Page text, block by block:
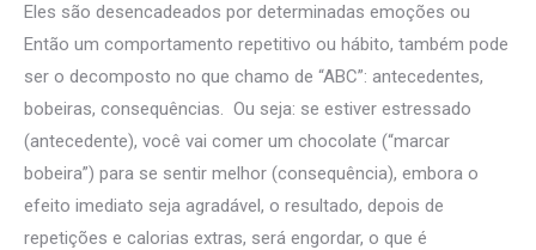
Eles são desencadeados por determinadas emoções ou
Então um comportamento repetitivo ou hábito, também pode
ser o decomposto no que chamo de “ABC”: antecedentes,
bobeiras, consequências. Ou seja: se estiver estressado
(antecedente), você vai comer um chocolate (“marcar
bobeira”) para se sentir melhor (consequência), embora o
efeito imediato seja agradável, o resultado, depois de
repetições e calorias extras, será engordar, o que é